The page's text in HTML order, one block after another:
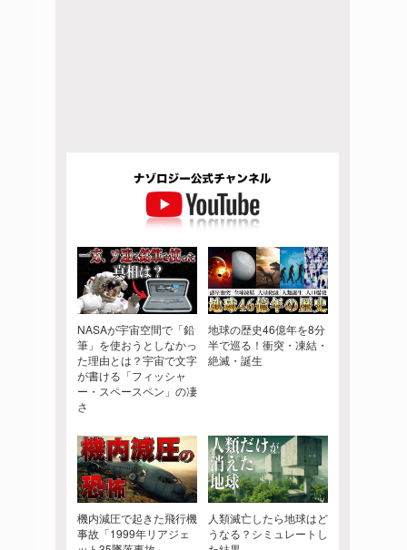
NASAが宇宙空間で「鉛
筆」を使おうとしなかっ
た理由とは？宇宙で文字
が書ける「フィッシャ
ー・スペースペン」の凄
さ
地球の歴史46億年を8分
半で巡る！衝突・凍結・
絶滅・誕生
機内減圧で起きた飛行機
事故「1999年リアジェ
人類滅亡したら地球はど
うなる？シミュレートし